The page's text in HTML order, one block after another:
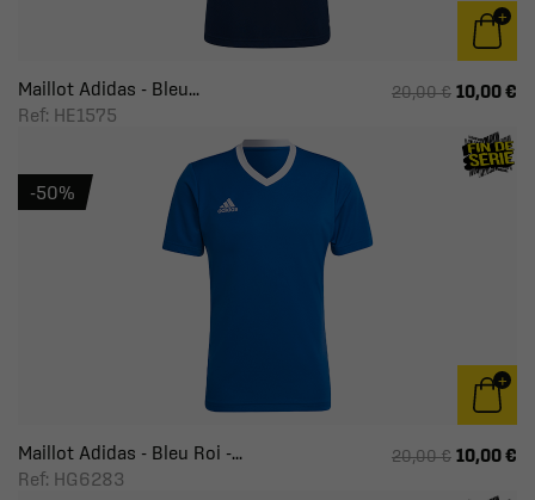
Maillot Adidas - Bleu...
Ref: HE1575
20,00 € 10,00 €
Maillot Adidas - Bleu Roi -...
Ref: HG6283
20,00 € 10,00 €
-50%